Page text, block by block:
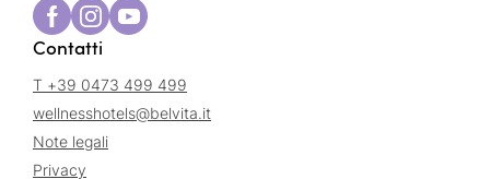
Contatti
T +39 0473 499 499
wellnesshotels@belvita.it
Note legali
Privacy